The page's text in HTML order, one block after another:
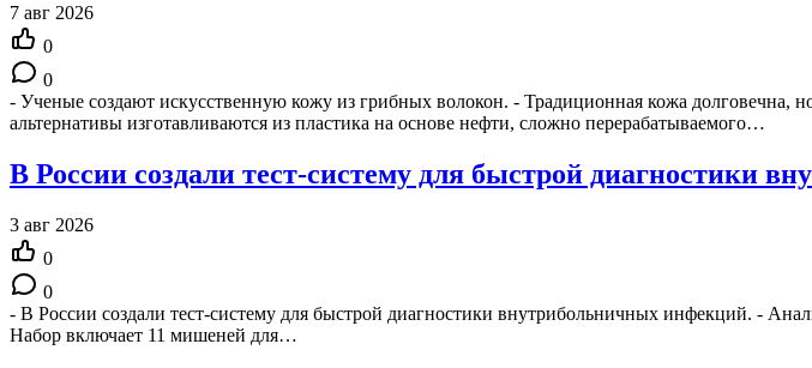
7 авг 2026
0
0
- Ученые создают искусственную кожу из грибных волокон. - Традиционная кожа долговечна,
альтернативы изготавливаются из пластика на основе нефти, сложно перерабатываемого…
В России создали тест-систему для быстрой диагностики
3 авг 2026
0
0
- В России создали тест-систему для быстрой диагностики внутрибольничных инфекций. -
Набор включает 11 мишеней для…